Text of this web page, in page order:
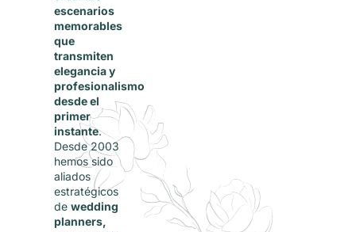
escenarios
memorables
que
transmiten
elegancia y
profesionalismo
desde el
primer
instante.
Desde 2003
hemos sido
aliados
estratégicos
de wedding
planners,